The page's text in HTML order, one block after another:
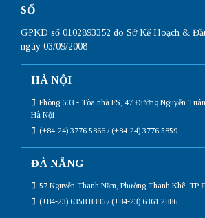
SỐ
GPKD số 0102893352 do Sở Kế Hoạch &
ngày 03/09/2008
HÀ NỘI
Phòng 603 - Tòa nhà FS, 47 Đường Nguyễn
Hà Nội
(+84-24) 3776 5866 / (+84-24) 3776 5859
ĐÀ NẴNG
57 Nguyễn Thanh Năm, Phường Thanh Khê, TP
(+84-23) 6358 8886 / (+84-23) 6361 2886